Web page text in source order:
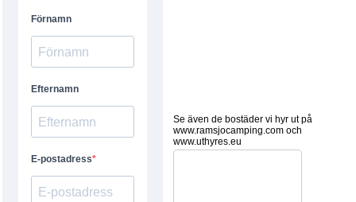
Se även de bostäder vi hyr ut på
www.ramsjocamping.com och
www.uthyres.eu